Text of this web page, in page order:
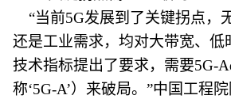
“当前5G发展到了关键拐点，
还是工业需求，均对大带宽、低
技术指标提出了要求，需要5G-
称‘5G-A’）来破局。”中国工程